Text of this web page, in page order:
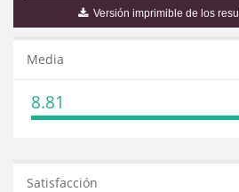
Versión imprimible de los
Media
8.81
Satisfacción